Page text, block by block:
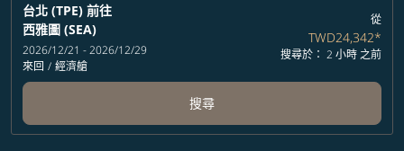
台北 (TPE) 前往
西雅圖 (SEA)
2026/12/21 - 2026/12/29
來回 / 經濟艙
從
TWD24,342*
搜尋於： 2 小時 之前
搜尋